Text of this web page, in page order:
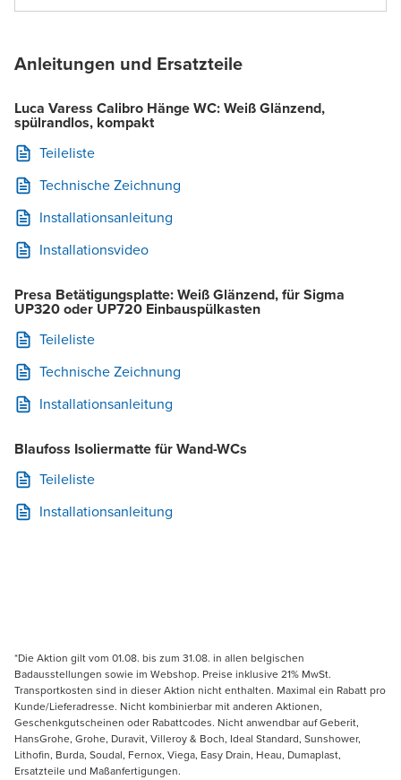
Anleitungen und Ersatzteile
Luca Varess Calibro Hänge WC: Weiß Glänzend,
spülrandlos, kompakt
Teileliste
Technische Zeichnung
Installationsanleitung
Installationsvideo
Presa Betätigungsplatte: Weiß Glänzend, für Sigma
UP320 oder UP720 Einbauspülkasten
Teileliste
Technische Zeichnung
Installationsanleitung
Blaufoss Isoliermatte für Wand-WCs
Teileliste
Installationsanleitung
*Die Aktion gilt vom 01.08. bis zum 31.08. in allen belgischen
Badausstellungen sowie im Webshop. Preise inklusive 21% MwSt.
Transportkosten sind in dieser Aktion nicht enthalten. Maximal ein Rabatt pro
Kunde/Lieferadresse. Nicht kombinierbar mit anderen Aktionen,
Geschenkgutscheinen oder Rabattcodes. Nicht anwendbar auf Geberit,
HansGrohe, Grohe, Duravit, Villeroy & Boch, Ideal Standard, Sunshower,
Lithofin, Burda, Soudal, Fernox, Viega, Easy Drain, Heau, Dumaplast,
Ersatzteile und Maßanfertigungen.